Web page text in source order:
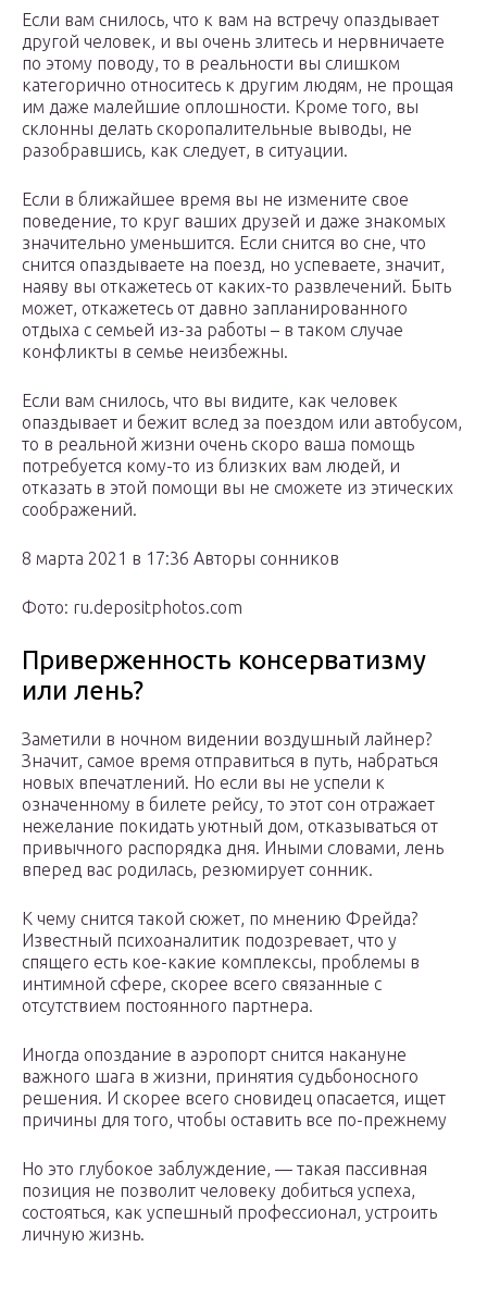
Если вам снилось, что к вам на встречу опаздывает
другой человек, и вы очень злитесь и нервничаете
по этому поводу, то в реальности вы слишком
категорично относитесь к другим людям, не прощая
им даже малейшие оплошности. Кроме того, вы
склонны делать скоропалительные выводы, не
разобравшись, как следует, в ситуации.
Если в ближайшее время вы не измените свое
поведение, то круг ваших друзей и даже знакомых
значительно уменьшится. Если снится во сне, что
снится опаздываете на поезд, но успеваете, значит,
наяву вы откажетесь от каких-то развлечений. Быть
может, откажетесь от давно запланированного
отдыха с семьей из-за работы – в таком случае
конфликты в семье неизбежны.
Если вам снилось, что вы видите, как человек
опаздывает и бежит вслед за поездом или автобусом,
то в реальной жизни очень скоро ваша помощь
потребуется кому-то из близких вам людей, и
отказать в этой помощи вы не сможете из этических
соображений.
8 марта 2021 в 17:36 Авторы сонников
Фото: ru.depositphotos.com
Приверженность консерватизму
или лень?
Заметили в ночном видении воздушный лайнер?
Значит, самое время отправиться в путь, набраться
новых впечатлений. Но если вы не успели к
означенному в билете рейсу, то этот сон отражает
нежелание покидать уютный дом, отказываться от
привычного распорядка дня. Иными словами, лень
вперед вас родилась, резюмирует сонник.
К чему снится такой сюжет, по мнению Фрейда?
Известный психоаналитик подозревает, что у
спящего есть кое-какие комплексы, проблемы в
интимной сфере, скорее всего связанные с
отсутствием постоянного партнера.
Иногда опоздание в аэропорт снится накануне
важного шага в жизни, принятия судьбоносного
решения. И скорее всего сновидец опасается, ищет
причины для того, чтобы оставить все по-прежнему
Но это глубокое заблуждение, — такая пассивная
позиция не позволит человеку добиться успеха,
состояться, как успешный профессионал, устроить
личную жизнь.